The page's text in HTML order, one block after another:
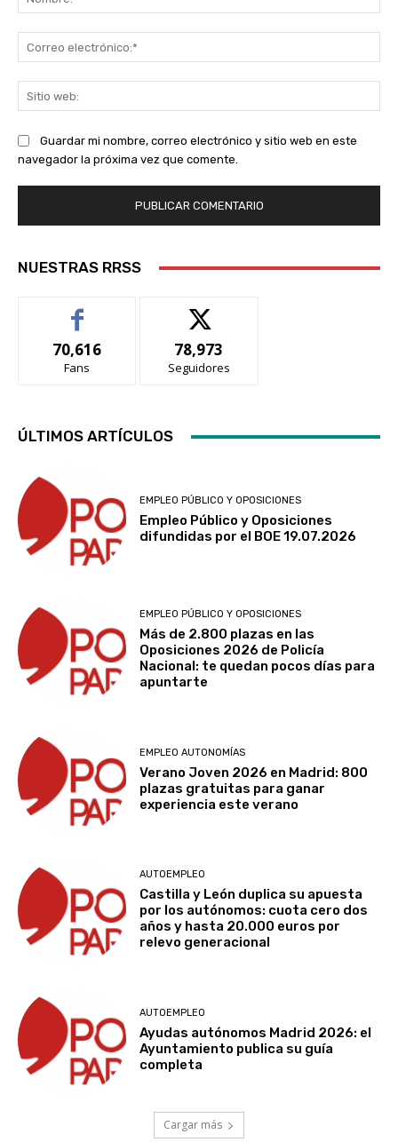
Guardar mi nombre, correo electrónico y sitio web en este
navegador la próxima vez que comente.
NUESTRAS RRSS
70,616
Fans
78,973
Seguidores
ÚLTIMOS ARTÍCULOS
EMPLEO PÚBLICO Y OPOSICIONES
Empleo Público y Oposiciones
difundidas por el BOE 19.07.2026
EMPLEO PÚBLICO Y OPOSICIONES
Más de 2.800 plazas en las
Oposiciones 2026 de Policía
Nacional: te quedan pocos días para
apuntarte
EMPLEO AUTONOMÍAS
Verano Joven 2026 en Madrid: 800
plazas gratuitas para ganar
experiencia este verano
AUTOEMPLEO
Castilla y León duplica su apuesta
por los autónomos: cuota cero dos
años y hasta 20.000 euros por
relevo generacional
AUTOEMPLEO
Ayudas autónomos Madrid 2026: el
Ayuntamiento publica su guía
completa
Cargar más